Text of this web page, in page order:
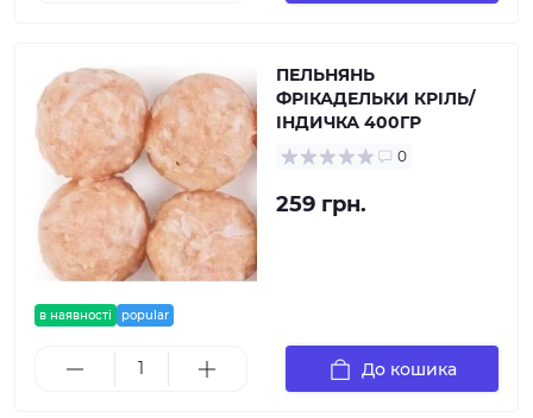
в наявності popular
ПЕЛЬНЯНЬ
ФРІКАДЕЛЬКИ КРІЛЬ/
ІНДИЧКА 400ГР
0
259 грн.
До кошика